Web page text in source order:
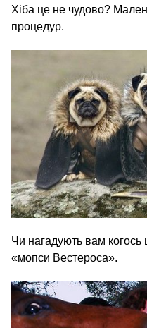
Хіба це не чудово?
процедур.
Чи нагадують вам когось
«мопси Вестероса».